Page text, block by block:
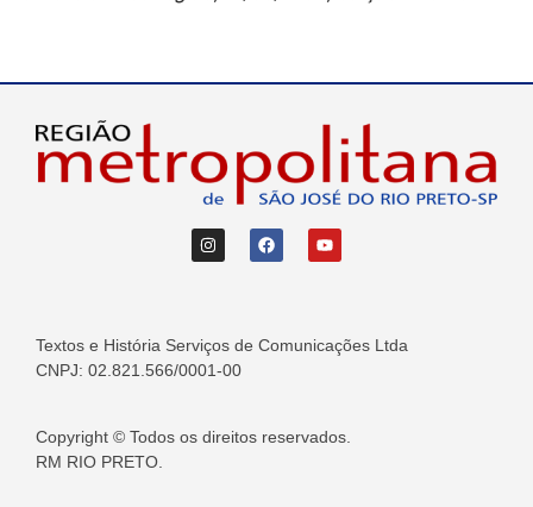
Textos e História Serviços de Comunicações Ltda
CNPJ: 02.821.566/0001-00
Copyright © Todos os direitos reservados.
RM RIO PRETO.